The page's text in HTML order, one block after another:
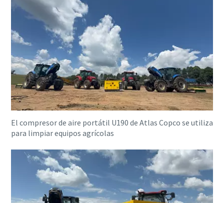
El compresor de aire portátil U190 de Atlas Copco se utiliza
para limpiar equipos agrícolas